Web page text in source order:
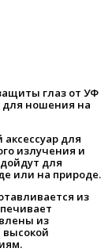
глаз от УФ
для ношения на
для
излучения и
для
или на природе.
из
из
высокой